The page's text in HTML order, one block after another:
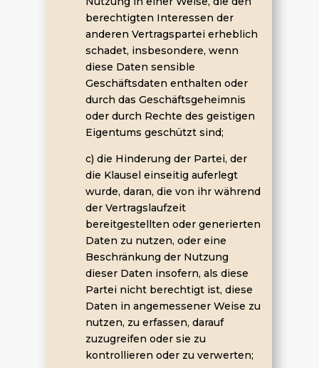
berechtigten Interessen der
anderen Vertragspartei erheblich
schadet, insbesondere, wenn
diese Daten sensible
Geschäftsdaten enthalten oder
durch das Geschäftsgeheimnis
oder durch Rechte des geistigen
Eigentums geschützt sind;
c) die Hinderung der Partei, der
die Klausel einseitig auferlegt
wurde, daran, die von ihr während
der Vertragslaufzeit
bereitgestellten oder generierten
Daten zu nutzen, oder eine
Beschränkung der Nutzung
dieser Daten insofern, als diese
Partei nicht berechtigt ist, diese
Daten in angemessener Weise zu
nutzen, zu erfassen, darauf
zuzugreifen oder sie zu
kontrollieren oder zu verwerten;